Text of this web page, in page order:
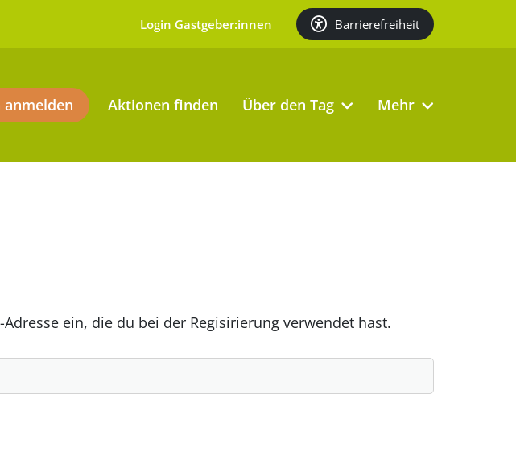
Login Gastgeber:innen Barrierefreiheit
Aktionen finden Über den Tag Mehr
ein, die du bei der Regisirierung verwendet hast.